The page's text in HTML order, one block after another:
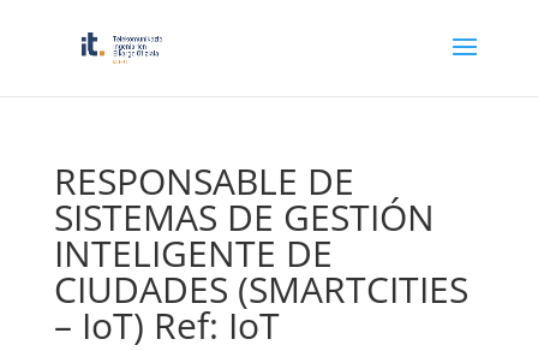
RESPONSABLE DE
SISTEMAS DE GESTIÓN
INTELIGENTE DE
CIUDADES (SMARTCITIES
– IoT) Ref: IoT